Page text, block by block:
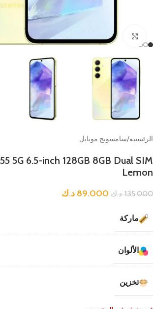
Click to enlarge
الرئيسية/سامسونج موبايل
5G 6.5-inch 128GB 8GB Dual SIM
Lemon
135.000 د.ك 89.000 د.ك
ماركة
الألوان
تخزين